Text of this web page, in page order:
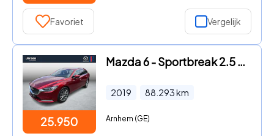
Favoriet Vergelijk
25.950
Mazda 6 - Sportbreak 2.5 SkyActiv-G 194 Luxury , Automaat, Trekhaak, S
2019 88.293km
Arnhem (GE)